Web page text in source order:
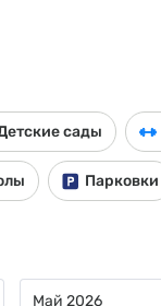
сады
Парковки